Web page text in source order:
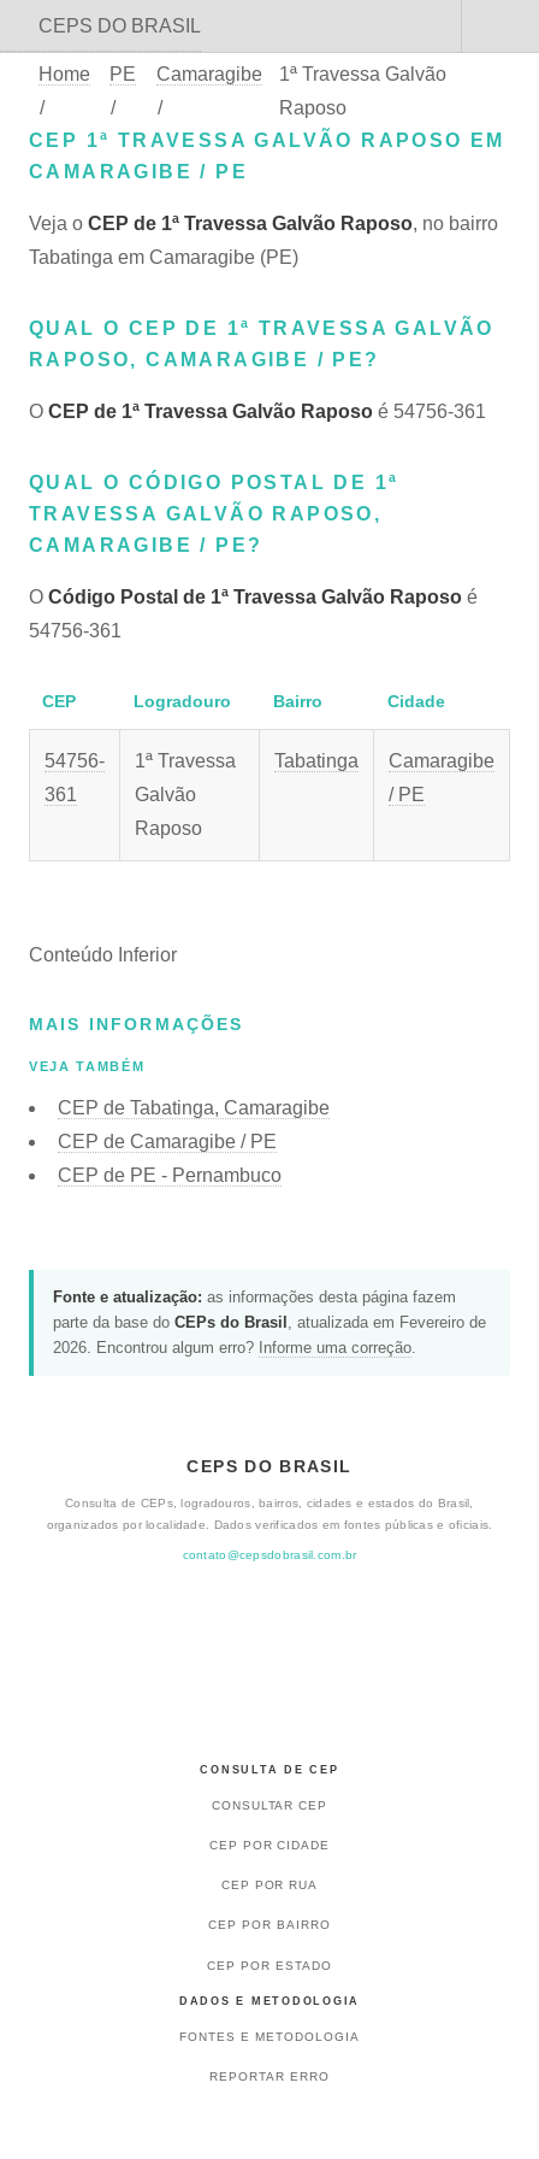
CEPS DO BRASIL
Home
/
PE
/
Camaragibe
/
1ª Travessa Galvão
Raposo
CEP 1ª TRAVESSA GALVÃO RAPOSO EM
CAMARAGIBE / PE
Veja o CEP de 1ª Travessa Galvão Raposo, no bairro
Tabatinga em Camaragibe (PE)
QUAL O CEP DE 1ª TRAVESSA GALVÃO
RAPOSO, CAMARAGIBE / PE?
O CEP de 1ª Travessa Galvão Raposo é 54756-361
QUAL O CÓDIGO POSTAL DE 1ª
TRAVESSA GALVÃO RAPOSO,
CAMARAGIBE / PE?
O Código Postal de 1ª Travessa Galvão Raposo é
54756-361
CEP Logradouro Bairro Cidade
54756-
361
1ª Travessa
Galvão
Raposo
Tabatinga
Camaragibe
/ PE
Conteúdo Inferior
MAIS INFORMAÇÕES
VEJA TAMBÉM
CEP de Tabatinga, Camaragibe
CEP de Camaragibe / PE
CEP de PE - Pernambuco
Fonte e atualização: as informações desta página fazem
parte da base do CEPs do Brasil , atualizada em Fevereiro de
2026. Encontrou algum erro? Informe uma correção.
CEPS DO BRASIL
Consulta de CEPs, logradouros, bairros, cidades e estados do Brasil,
organizados por localidade. Dados verificados em fontes públicas e oficiais.
contato@cepsdobrasil.com.br
CONSULTA DE CEP
CONSULTAR CEP
CEP POR CIDADE
CEP POR RUA
CEP POR BAIRRO
CEP POR ESTADO
DADOS E METODOLOGIA
FONTES E METODOLOGIA
REPORTAR ERRO